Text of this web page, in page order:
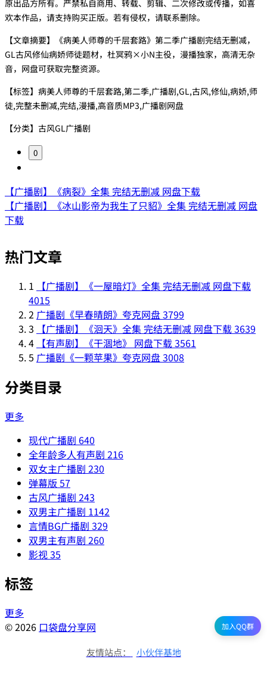
原出品方所有。严禁私自商用、转载、剪辑、二次修改或传播，如喜
欢本作品，请支持购买正版。若有侵权，请联系删除。
【文章摘要】《病美人师尊的千层套路》第二季广播剧完结无删减，
GL古风修仙病娇师徒题材，杜冥鸦×小N主役，漫播独家，高清无杂
音，网盘可获取完整资源。
【标签】病美人师尊的千层套路,第二季,广播剧,GL,古风,修仙,病娇,师
徒,完整未删减,完结,漫播,高音质MP3,广播剧网盘
【分类】古风GL广播剧
0
【广播剧】《病裂》全集 完结无删减 网盘下载
【广播剧】《冰山影帝为我生了只貂》全集 完结无删减 网盘
下载
热门文章
1
【广播剧】《一屋暗灯》全集 完结无删减 网盘下载
4015
2 广播剧《早春晴朗》夸克网盘3799
3
【广播剧】《洄天》全集 完结无删减 网盘下载3639
4 【有声剧】《干涸地》 网盘下载3561
5 广播剧《一颗苹果》夸克网盘3008
分类目录
更多
现代广播剧 640
全年龄多人有声剧 216
双女主广播剧 230
弹幕版 57
古风广播剧 243
双男主广播剧 1142
言情BG广播剧 329
双男主有声剧 260
影视35
标签
更多
© 2026 口袋盘分享网 加入QQ群
友情站点： 小伙伴基地